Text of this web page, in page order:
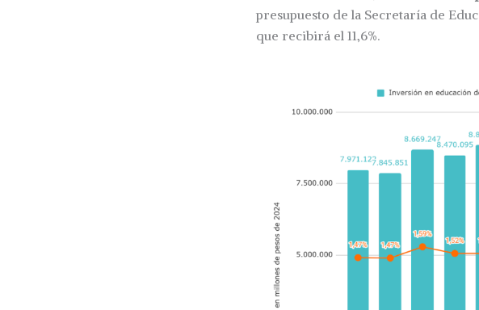
presupuesto de la Secretaría de
que recibirá el 11,6%.